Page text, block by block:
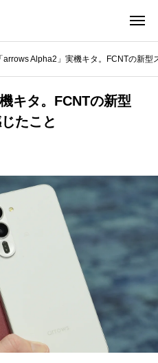
「arrows Alpha2」実機キタ。FCNTの新
キタ。FCNTの新型
たこと